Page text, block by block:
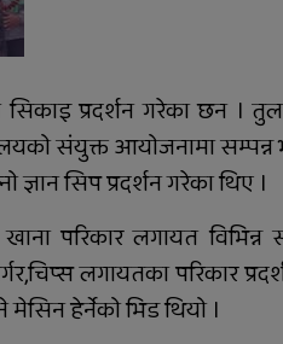
सिकाइ प्रदर्शन गरेका छन ।
संयुक्त आयोजनामा
सिप प्रदर्शन गरेका थिए ।
परिकार लगायत विभिन्न
लगायतका परिकार
हेर्नेको भिड थियो ।